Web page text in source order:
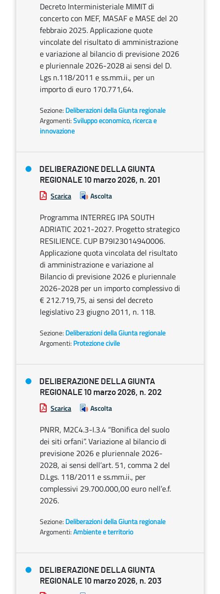
Decreto Interministeriale MIMIT di
concerto con MEF, MASAF e MASE del 20
febbraio 2025. Applicazione quote
vincolate del risultato di amministrazione
e variazione al bilancio di previsione 2026
e pluriennale 2026-2028 ai sensi del D.
Lgs n.118/2011 e ss.mm.ii., per un
importo di euro 170.771,64.
Sezione: Deliberazioni della Giunta regionale
Argomenti:Sviluppo economico, ricerca e
innovazione
DELIBERAZIONE DELLA GIUNTA
REGIONALE 10 marzo 2026, n. 201
Scarica Ascolta
Programma INTERREG IPA SOUTH
ADRIATIC 2021-2027. Progetto strategico
RESILIENCE. CUP B79I23014940006.
Applicazione quota vincolata del risultato
di amministrazione e variazione al
Bilancio di previsione 2026 e pluriennale
2026-2028 per un importo complessivo di
€ 212.719,75, ai sensi del decreto
legislativo 23 giugno 2011, n. 118.
Sezione: Deliberazioni della Giunta regionale
Argomenti: Protezione civile
DELIBERAZIONE DELLA GIUNTA
REGIONALE 10 marzo 2026, n. 202
Scarica Ascolta
PNRR, M2C4.3-I.3.4 “Bonifica del suolo
dei siti orfani”. Variazione al bilancio di
previsione 2026 e pluriennale 2026-
2028, ai sensi dell’art. 51, comma 2 del
D.Lgs. 118/2011 e ss.mm.ii., per
complessivi 29.700.000,00 euro nell’e.f.
2026.
Sezione: Deliberazioni della Giunta regionale
Argomenti:Ambiente e territorio
DELIBERAZIONE DELLA GIUNTA
REGIONALE 10 marzo 2026, n. 203